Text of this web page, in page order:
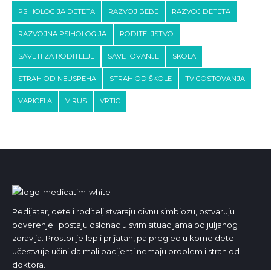
PSIHOLOGIJA DETETA RAZVOJ BEBE RAZVOJ DETETA
RAZVOJNA PSIHOLOGIJA RODITELJSTVO
SAVETI ZA RODITELJE SAVETOVANJE SKOLA
STRAH OD NEUSPEHA STRAH OD ŠKOLE TV GOSTOVANJA
VARICELA VIRUS VRTIC
Pedijatar, dete i roditelj stvaraju divnu simbiozu, ostvaruju
poverenje i postaju oslonac u svim situacijama poljuljanog
zdravlja. Prostor je lep i prijatan, pa pregled u kome dete
učestvuje učini da mali pacijenti nemaju problem i strah od
doktora.